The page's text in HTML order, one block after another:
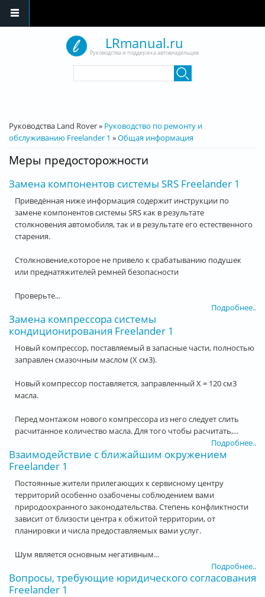
LRmanual.ru
Руководства и поддержка автовладельцев
Вы здесь
Руководства Land Rover» Руководство по ремонту и
обслуживанию Freelander 1 »Общая информация
Меры предосторожности
Замена компонентов системы SRS Freelander 1
Приведённая ниже информация содержит инструкции по
замене компонентов системы SRS как в результате
столкновения автомобиля, так и в результате его естественного
старения.
Столкновение,которое не привело к срабатыванию подушек
или преднатяжителей ремней безопасности
Проверьте...
Подробнее..
Замена компрессора системы
кондиционирования Freelander 1
Новый компрессор, поставляемый в запасные части, полностью
заправлен смазочным маслом (X см3).
Новый компрессор поставляется, заправленный Х = 120 см3
масла.
Перед монтажом нового компрессора из него следует слить
расчитанное количество масла. Для того чтобы расчитать,...
Подробнее..
Взаимодействие с ближайшим окружением
Freelander 1
Постоянные жители прилегающих к сервисному центру
территорий особенно озабочены соблюдением вами
природоохранного законодательства. Степень конфликтности
зависит от близости центра к обжитой территории, от
планировки и числа предоставляемых вами услуг.
Шум является основным негативным...
Подробнее..
Вопросы, требующие юридического согласования
Freelander 1